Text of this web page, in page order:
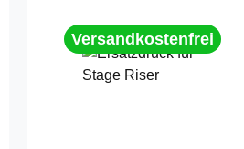
Versandkostenfrei